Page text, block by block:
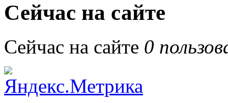
Сейчас на сайте
Сейчас на сайте 0